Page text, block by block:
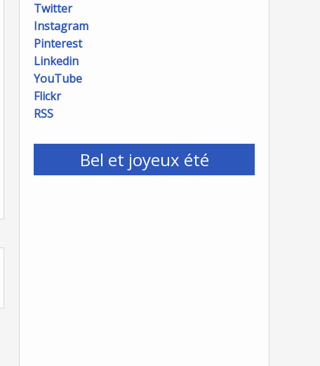
Twitter
Instagram
Pinterest
Linkedin
YouTube
Flickr
RSS
Bel et joyeux été